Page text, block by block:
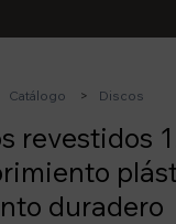
Catálogo Discos
revestidos
duradero